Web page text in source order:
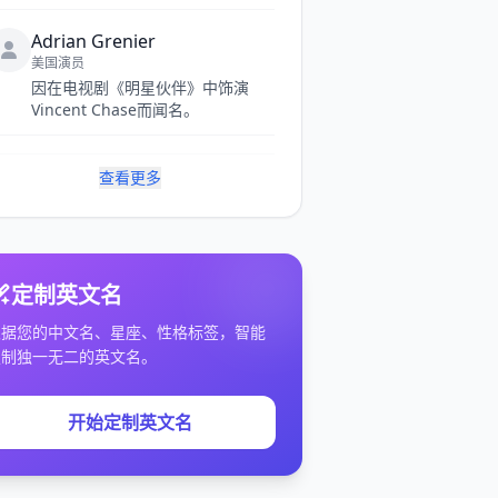
Adrian Grenier
美国演员
因在电视剧《明星伙伴》中饰演
Vincent Chase而闻名。
查看更多
定制英文名
您的中文名、星座、性格标签，智能
独一无二的英文名。
开始定制英文名